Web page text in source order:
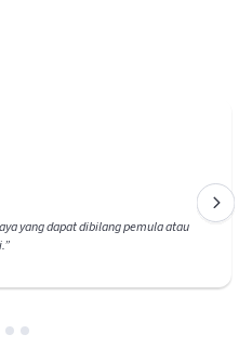
yang dapat dibilang pemula atau
”
2 3